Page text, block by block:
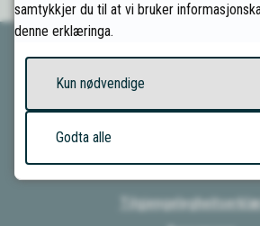
samtykkjer du til at vi bruker
denne erklæringa.
Kun nødvendige
Godta alle